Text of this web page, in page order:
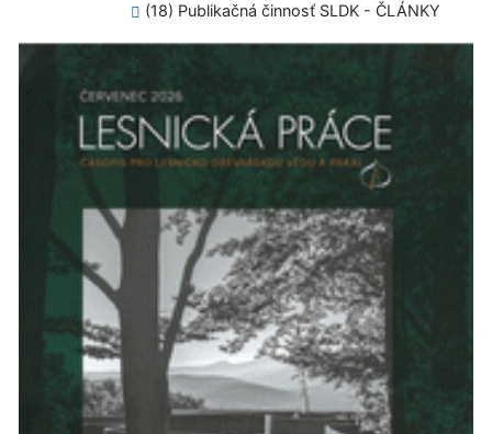
(18) Publikačná činnosť SLDK - ČLÁNKY